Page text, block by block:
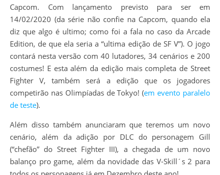
Capcom. Com lançamento previsto para ser em
14/02/2020 (da série não confie na Capcom, quando ela
diz que algo é ultimo; como foi a fala no caso da Arcade
Edition, de que ela seria a “ultima edição de SF V”). O jogo
contará nesta versão com 40 lutadores, 34 cenários e 200
costumes! E esta além da edição mais completa de Street
Fighter V, também será a edição que os jogadores
competirão nas Olimpíadas de Tokyo! (em evento paralelo
de teste).
Além disso também anunciaram que teremos um novo
cenário, além da adição por DLC do personagem Gill
(“chefão” do Street Fighter III), a chegada de um novo
balanço pro game, além da novidade das V-Skill´s 2 para